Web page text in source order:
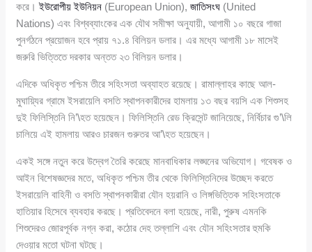
করে।ইউরোপীয় ইউনিয়ন (European Union),জাতিসংঘ (United
Nations) এবং বিশ্বব্যাংকের এক যৌথ সমীক্ষা অনুযায়ী, আগামী ১০ বছরে গাজা
পুনর্গঠনে প্রয়োজন হবে প্রায় ৭১.৪ বিলিয়ন ডলার। এর মধ্যে আগামী ১৮ মাসেই
জরুরি ভিত্তিতে দরকার অন্তত ২৩ বিলিয়ন ডলার।
এদিকে অধিকৃত পশ্চিম তীরে সহিংসতা অব্যাহত রয়েছে। রামাল্লাহর কাছে আল-
মুঘায়্যির গ্রামে ইসরায়েলি বসতি স্থাপনকারীদের হামলায় ১৩ বছর বয়সি এক শিশুসহ
দুই ফিলিস্তিনি নি’\হত হয়েছেন। ফিলিস্তিনি রেড ক্রিসেন্ট জানিয়েছে, নির্বিচার গু’\লি
চালিয়ে এই হামলায় আরও চারজন গুরুতর আ’\হত হয়েছেন।
একই সঙ্গে নতুন করে উদ্বেগ তৈরি করেছে মানবাধিকার লঙ্ঘনের অভিযোগ। গবেষক ও
আইন বিশেষজ্ঞদের মতে, অধিকৃত পশ্চিম তীর থেকে ফিলিস্তিনিদের উচ্ছেদ করতে
ইসরায়েলি বাহিনী ও বসতি স্থাপনকারীরা যৌন হয়রানি ও লিঙ্গভিত্তিক সহিংসতাকে
হাতিয়ার হিসেবে ব্যবহার করছে। প্রতিবেদনে বলা হয়েছে, নারী, পুরুষ এমনকি
শিশুদেরও জোরপূর্বক নগ্ন করা, কঠোর দেহ তল্লাশি এবং যৌন সহিংসতার হুমকি
দেওয়ার মতো ঘটনা ঘটছে।